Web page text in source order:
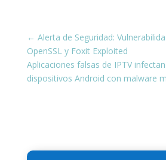
← Alerta de Seguridad:
OpenSSL y Foxit Exploited
Aplicaciones falsas de IPTV
dispositivos Android con malware